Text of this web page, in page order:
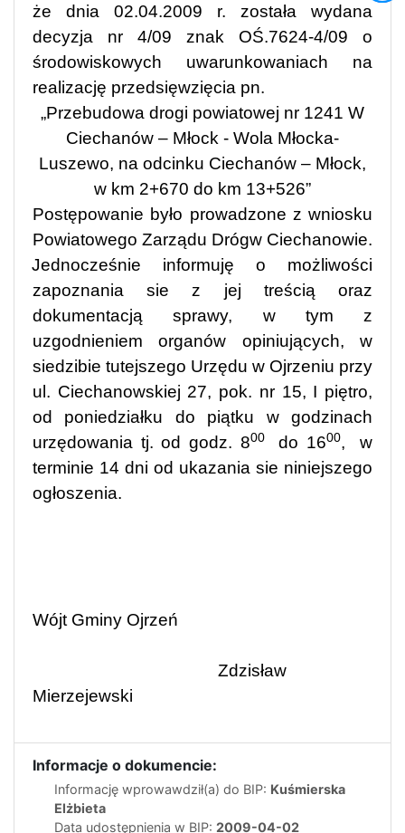
że dnia 02.04.2009 r. została wydana
decyzja nr 4/09 znak OŚ.7624-4/09 o
środowiskowych uwarunkowaniach na
realizację przedsięwzięcia pn.
„Przebudowa drogi powiatowej nr 1241 W
Ciechanów – Młock - Wola Młocka-
Luszewo, na odcinku Ciechanów – Młock,
w km 2+670 do km 13+526”
Postępowanie było prowadzone z wniosku
Powiatowego Zarządu Drógw Ciechanowie.
Jednocześnie informuję o możliwości
zapoznania sie z jej treścią oraz
dokumentacją sprawy, w tym z
uzgodnieniem organów opiniujących, w
siedzibie tutejszego Urzędu w Ojrzeniu przy
ul. Ciechanowskiej 27, pok. nr 15, I piętro,
od poniedziałku do piątku w godzinach
urzędowania tj. od godz. 800 do 1600,
w
terminie 14 dni od ukazania sie niniejszego
ogłoszenia.
Wójt Gminy Ojrzeń
Zdzisław
Mierzejewski
Informacje o dokumencie:
Informację wprowawdził(a) do BIP: Kuśmierska
Elżbieta
Data udostępnienia w BIP: 2009-04-02